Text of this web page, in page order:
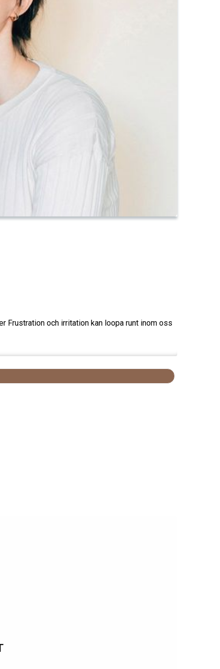
Frustration och irritation kan loopa runt inom oss